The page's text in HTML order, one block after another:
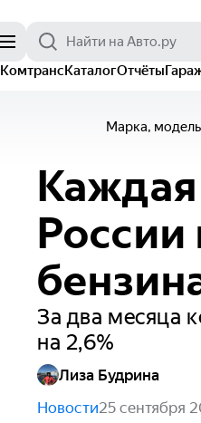
КомтрансКаталогОтчёты
Марка, модель
Каждая
За два месяца
на 2,6%
Лиза Будрина
Новости25 сентября